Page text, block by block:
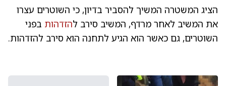
הציג המשטרה המשיך להסביר בדיון, כי השוטרים עצרו
את המשיב לאחר מרדף, המשיב סירב להזדהות בפני
השוטרים, גם כאשר הוא הגיע לתחנה הוא סירב להזדהות.